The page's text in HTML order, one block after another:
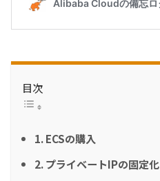
目次
1. ECSの購入
2. プライベートIPの固定化